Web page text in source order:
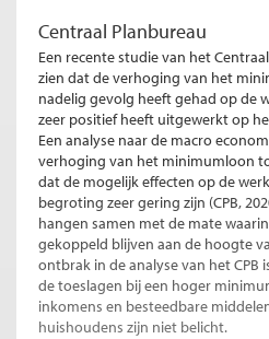
Centraal Planbureau
Een recente studie van het
zien dat de verhoging van het
nadelig gevolg heeft gehad op de
zeer positief heeft uitgewerkt op
Een analyse naar de macro
verhoging van het minimumloon
dat de mogelijk effecten op de
begroting zeer gering zijn (CPB,
hangen samen met de mate
gekoppeld blijven aan de hoogte
ontbrak in de analyse van het CPB
de toeslagen bij een hoger
inkomens en besteedbare
huishoudens zijn niet belicht.